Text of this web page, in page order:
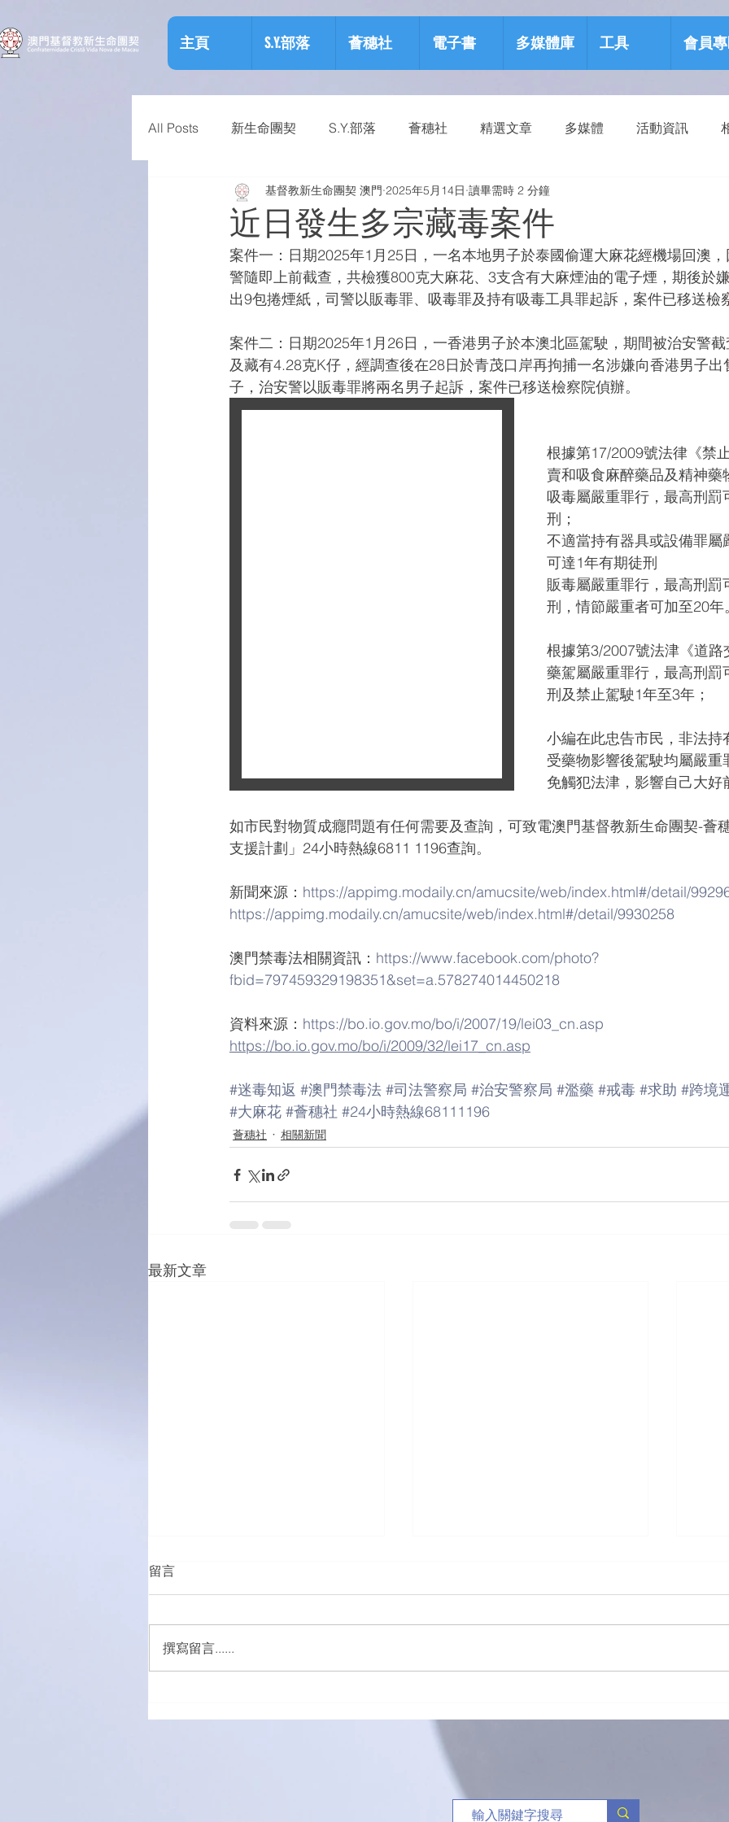
主頁 S.Y.部落 薈穗社 電子書 多媒體庫 工具 會員
All Posts 新生命團契 S.Y.部落 薈穗社 精選文章 多媒體 活動資訊
預防物質濫用資源包 健康生活
近日發生多宗藏毒案件
基督教新生命團契 澳門 2025年5月14日 讀畢需時 2 分鐘
案件一：日期2025年1月25日，一名本地男子於泰國偷運大麻花經機場回澳
警隨即上前截查，共檢獲800克大麻花、3支含有大麻煙油的電子煙，期後於
出9包捲煙紙，司警以販毒罪、吸毒罪及持有吸毒工具罪起訴，案件已移送檢
案件二：日期2025年1月26日，一香港男子於本澳北區駕駛，期間被治安警
及藏有4.28克K仔，經調查後在28日於青茂口岸再拘捕一名涉嫌向香港男子出
子，治安警以販毒罪將兩名男子起訴，案件已移送檢察院偵辦。
根據第17/2009號法律《禁
賣和吸食麻醉藥品及精神藥
吸毒屬嚴重罪行，最高刑罰
刑；
不適當持有器具或設備罪屬
可達1年有期徒刑
販毒屬嚴重罪行，最高刑罰
刑，情節嚴重者可加至20年
根據第3/2007號法津《道路
藥駕屬嚴重罪行，最高刑罰
刑及禁止駕駛1年至3年；
小編在此忠告市民，非法持
受藥物影響後駕駛均屬嚴重
免觸犯法津，影響自己大好
如市民對物質成癮問題有任何需要及查詢，可致電澳門基督教新生命團契-薈
支援計劃」24小時熱線6811 1196查詢。
新聞來源： https://appimg.modaily.cn/amucsite/web/index.html#/detail/
https://appimg.modaily.cn/amucsite/web/index.html#/detail/9930258
澳門禁毒法相關資訊： https://www.facebook.com/photo?
fbid=797459329198351&set=a.578274014450218
資料來源： https://bo.io.gov.mo/bo/i/2007/19/lei03_cn.asp
https://bo.io.gov.mo/bo/i/2009/32/lei17_cn.asp
#迷毒知返 #澳門禁毒法 #司法警察局 #治安警察局 #濫藥 #戒毒 #求助 #跨境
#大麻花 #薈穗社 #24小時熱線68111196
薈穗社 相關新聞
最新文章
五外籍男女涉販吸毒被捕
三人
留言
撰寫留言......